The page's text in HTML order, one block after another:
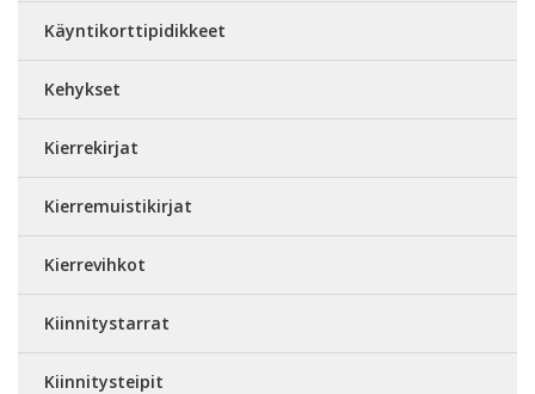
Käyntikorttipidikkeet
Kehykset
Kierrekirjat
Kierremuistikirjat
Kierrevihkot
Kiinnitystarrat
Kiinnitysteipit